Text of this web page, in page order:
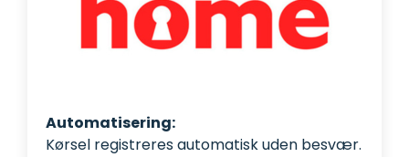
Automatisering:
Kørsel registreres automatisk uden besvær.